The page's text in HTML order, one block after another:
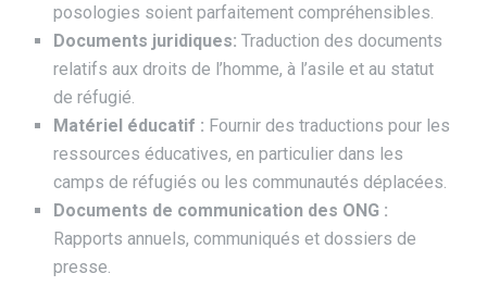
posologies soient parfaitement compréhensibles.
Documents juridiques: Traduction des documents
relatifs aux droits de l’homme, à l’asile et au statut
de réfugié.
Matériel éducatif : Fournir des traductions pour les
ressources éducatives, en particulier dans les
camps de réfugiés ou les communautés déplacées.
Documents de communication des ONG :
Rapports annuels, communiqués et dossiers de
presse.